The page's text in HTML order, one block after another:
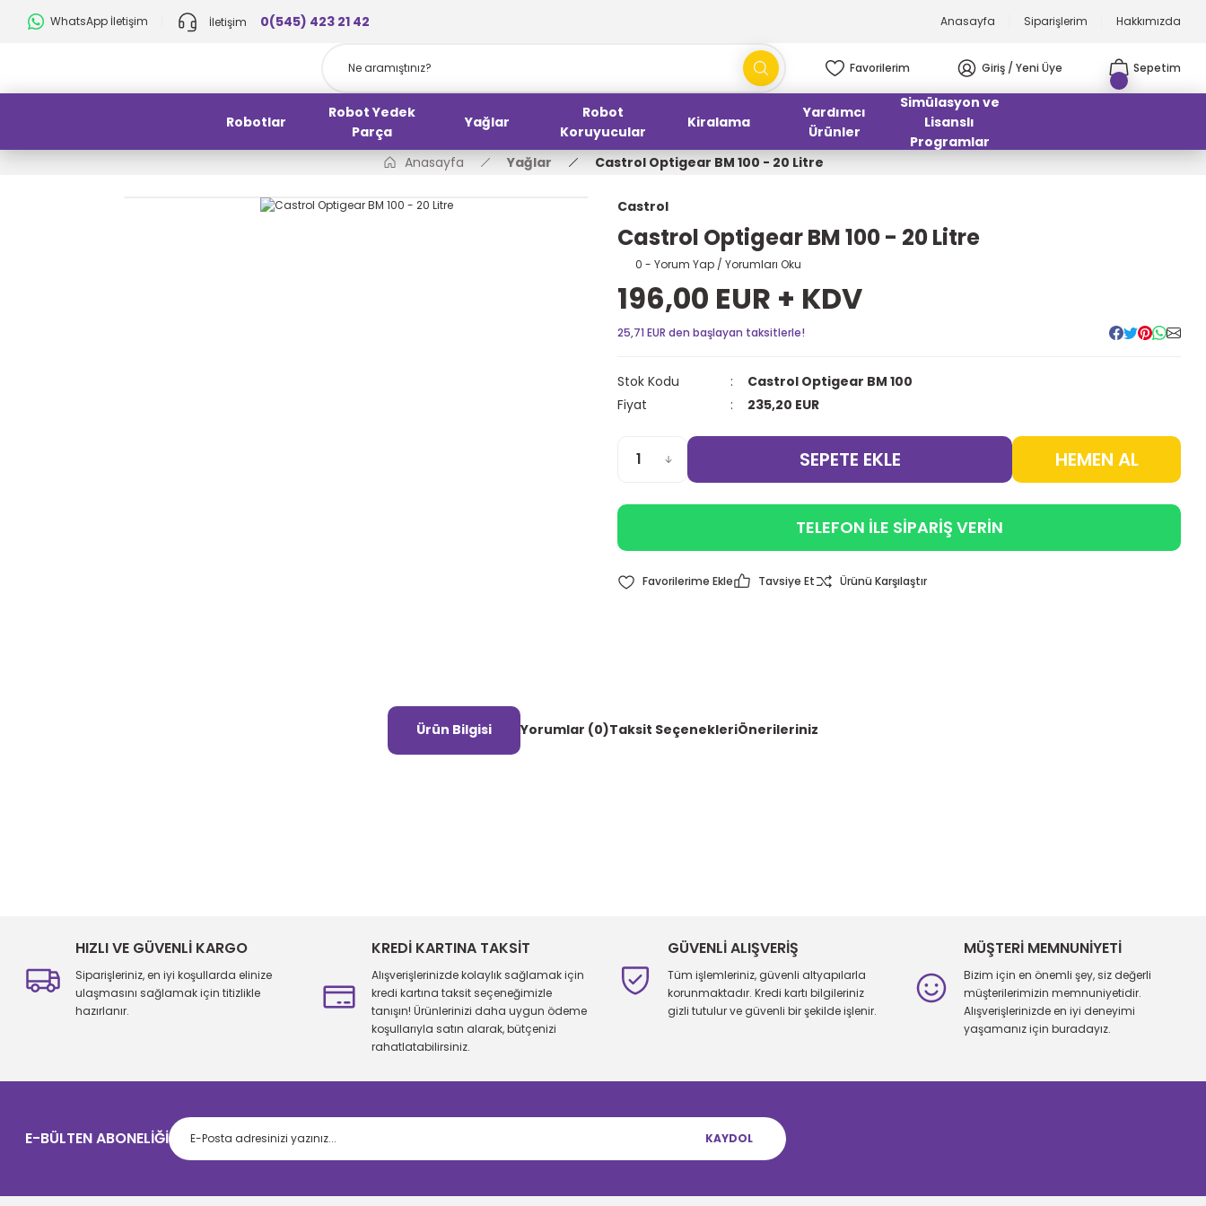
WhatsApp İletişim İletişim 0(545) 423 21 42 Anasayfa Siparişlerim Hakkımızda
Favorilerim Giriş / Yeni Üye Sepetim
Robotlar
Robot Yedek
Parça
Yağlar
Robot
Koruyucular
Kiralama
Yardımcı
Ürünler
Simülasyon ve
Lisanslı
Programlar
Anasayfa
Yağlar Castrol Optigear BM 100 - 20 Litre
Castrol
Castrol Optigear BM 100 - 20 Litre
0 - Yorum Yap / Yorumları Oku
196,00 EUR + KDV
25,71 EUR den başlayan taksitlerle!
Stok Kodu
Castrol Optigear BM 100
Fiyat
235,20 EUR
SEPETE EKLE HEMEN AL
TELEFON İLE SİPARİŞ VERİN
Tavsiye Et Ürünü Karşılaştır
Ürün Bilgisi Yorumlar (0)Taksit SeçenekleriÖnerileriniz
Ürün fiyatı diğer sitelerden daha pahalı.
Bu ürüne benzer farklı alternatifler olmalı.
HIZLI VE GÜVENLİ KARGO
Siparişleriniz, en iyi koşullarda elinize
ulaşmasını sağlamak için titizlikle
hazırlanır.
KREDİ KARTINA TAKSİT
Alışverişlerinizde kolaylık sağlamak için
kredi kartına taksit seçeneğimizle
tanışın! Ürünlerinizi daha uygun ödeme
koşullarıyla satın alarak, bütçenizi
rahatlatabilirsiniz.
GÜVENLİ ALIŞVERİŞ
Tüm işlemleriniz, güvenli altyapılarla
korunmaktadır. Kredi kartı bilgileriniz
gizli tutulur ve güvenli bir şekilde işlenir.
MÜŞTERİ MEMNUNİYETİ
Bizim için en önemli şey, siz değerli
müşterilerimizin memnuniyetidir.
Alışverişlerinizde en iyi deneyimi
yaşamanız için buradayız.
E-BÜLTEN ABONELİĞİ KAYDOL